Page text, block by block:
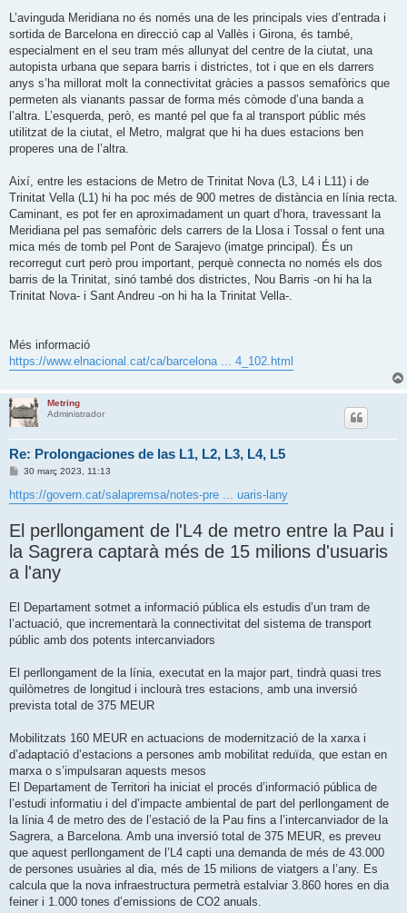
L’avinguda Meridiana no és només una de les principals vies d’entrada i
sortida de Barcelona en direcció cap al Vallès i Girona, és també,
especialment en el seu tram més allunyat del centre de la ciutat, una
autopista urbana que separa barris i districtes, tot i que en els darrers
anys s’ha millorat molt la connectivitat gràcies a passos semafòrics que
permeten als vianants passar de forma més còmode d’una banda a
l’altra. L’esquerda, però, es manté pel que fa al transport públic més
utilitzat de la ciutat, el Metro, malgrat que hi ha dues estacions ben
properes una de l’altra.
Així, entre les estacions de Metro de Trinitat Nova (L3, L4 i L11) i de
Trinitat Vella (L1) hi ha poc més de 900 metres de distància en línia recta.
Caminant, es pot fer en aproximadament un quart d’hora, travessant la
Meridiana pel pas semafòric dels carrers de la Llosa i Tossal o fent una
mica més de tomb pel Pont de Sarajevo (imatge principal). És un
recorregut curt però prou important, perquè connecta no només els dos
barris de la Trinitat, sinó també dos districtes, Nou Barris -on hi ha la
Trinitat Nova- i Sant Andreu -on hi ha la Trinitat Vella-.
Més informació
https://www.elnacional.cat/ca/barcelona ... 4_102.html
Metring
Administrador
Re: Prolongaciones de las L1, L2, L3, L4, L5
E
t
r
d
a
30 març 2023, 11:13
https://govern.cat/salapremsa/notes-pre ... uaris-lany
El perllongament de l'L4 de metro entre la Pau i
la Sagrera captarà més de 15 milions d'usuaris
a l'any
El Departament sotmet a informació pública els estudis d’un tram de
l’actuació, que incrementarà la connectivitat del sistema de transport
públic amb dos potents intercanviadors
El perllongament de la línia, executat en la major part, tindrà quasi tres
quilòmetres de longitud i inclourà tres estacions, amb una inversió
prevista total de 375 MEUR
Mobilitzats 160 MEUR en actuacions de modernització de la xarxa i
d’adaptació d’estacions a persones amb mobilitat reduïda, que estan en
marxa o s’impulsaran aquests mesos
El Departament de Territori ha iniciat el procés d’informació pública de
l’estudi informatiu i del d’impacte ambiental de part del perllongament de
la línia 4 de metro des de l’estació de la Pau fins a l’intercanviador de la
Sagrera, a Barcelona. Amb una inversió total de 375 MEUR, es preveu
que aquest perllongament de l’L4 capti una demanda de més de 43.000
de persones usuàries al dia, més de 15 milions de viatgers a l’any. Es
calcula que la nova infraestructura permetrà estalviar 3.860 hores en dia
feiner i 1.000 tones d’emissions de CO2 anuals.